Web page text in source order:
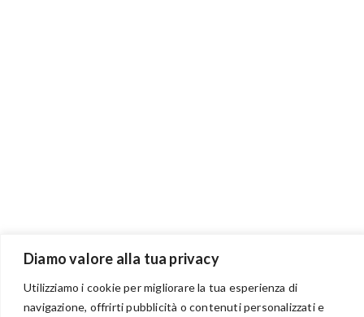
Diamo valore alla tua privacy
Utilizziamo i cookie per migliorare la tua esperienza di
navigazione, offrirti pubblicità o contenuti personalizzati e